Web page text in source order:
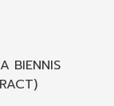
BIENNIS